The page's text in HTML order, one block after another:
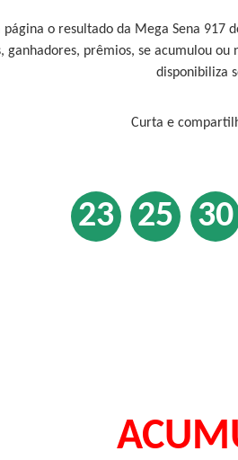
página o resultado da Mega Sena 917
ganhadores, prêmios, se acumulou
disponibiliza
Curta e
23 25 30